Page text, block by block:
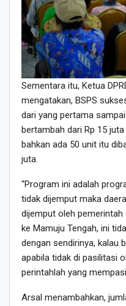
Sementara itu, Ketua
mengatakan, BSPS
dari yang pertama
bertambah dari Rp 15
bahkan ada 50 unit itu
juta.
“Program ini adalah
tidak dijemput maka
dijemput oleh pemerintah
ke Mamuju Tengah, ini
dengan sendirinya, kalau
apabila tidak di pasilitasi
perintahlah yang
Arsal menambahkan,